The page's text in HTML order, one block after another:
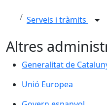
Serveis i tràmits
Altres
Generalitat de
Generalitat de
Unió Europea
Unió Europea